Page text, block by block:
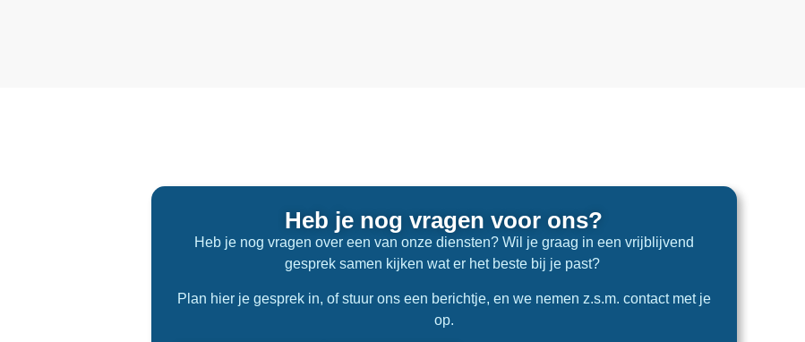
Heb je nog vragen voor ons?
Heb je nog vragen over een van onze diensten? Wil je graag in een vrijblijvend
gesprek samen kijken wat er het beste bij je past?
Plan hier je gesprek in, of stuur ons een berichtje, en we nemen z.s.m. contact met je
op.